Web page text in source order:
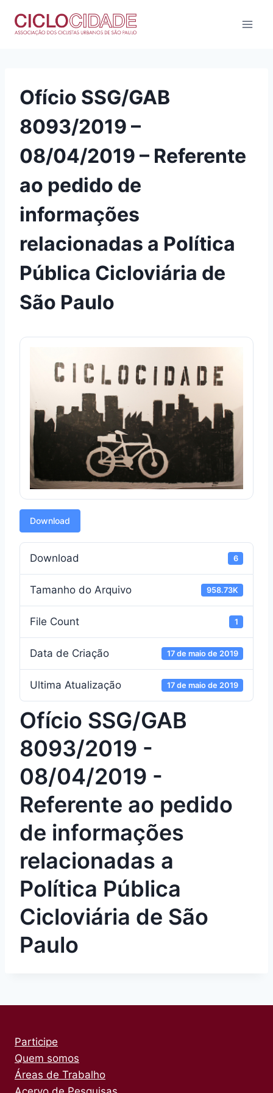
para
Ofício SSG/GAB
8093/2019 –
08/04/2019 – Referente
ao pedido de
informações
relacionadas a Política
Pública Cicloviária de
São Paulo
Download
Download 6
Tamanho do Arquivo 958.73K
File Count 1
Data de Criação 17 de maio de 2019
Ultima Atualização 17 de maio de 2019
Ofício SSG/GAB
8093/2019 -
08/04/2019 -
Referente ao pedido
de informações
relacionadas a
Política Pública
Cicloviária de São
Paulo
Participe
Quem somos
Áreas de Trabalho